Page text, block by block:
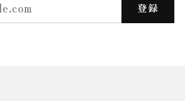
登録